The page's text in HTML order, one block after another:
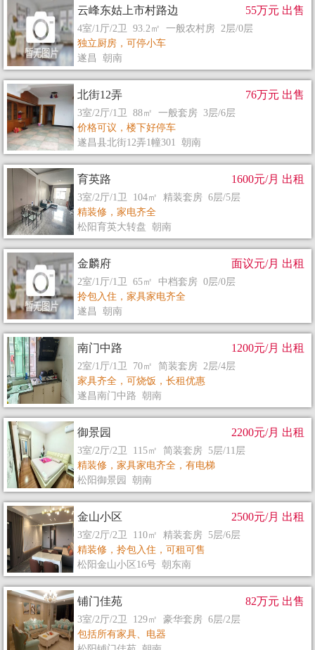
云峰东姑上市村路边
4室/1厅/2卫 93.2㎡ 一般农村房 2层/0层
独立厨房，可停小车
遂昌 朝南
55万元 出售
北街12弄
3室/2厅/1卫 88㎡ 一般套房 3层/6层
价格可议，楼下好停车
遂昌县北街12弄1幢301 朝南
76万元 出售
育英路
3室/2厅/1卫 104㎡ 精装套房 6层/5层
精装修，家电齐全
松阳育英大转盘 朝南
1600元/月 出租
金麟府
2室/1厅/1卫 65㎡ 中档套房 0层/0层
拎包入住，家具家电齐全
遂昌 朝南
面议元/月 出租
南门中路
2室/1厅/1卫 70㎡ 简装套房 2层/4层
家具齐全，可烧饭，长租优惠
遂昌南门中路 朝南
1200元/月 出租
御景园
3室/2厅/2卫 115㎡ 简装套房 5层/11层
精装修，家具家电齐全，有电梯
松阳御景园 朝南
2200元/月 出租
金山小区
3室/2厅/2卫 110㎡ 精装套房 5层/6层
精装修，拎包入住，可租可售
松阳金山小区16号 朝东南
2500元/月 出租
铺门佳苑
3室/2厅/2卫 129㎡ 豪华套房 6层/2层
包括所有家具、电器
82万元 出售